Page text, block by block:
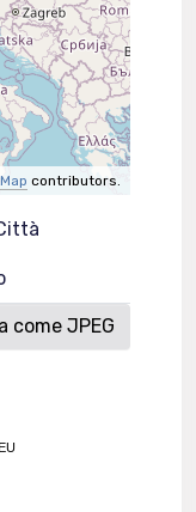
contributors.
come JPEG
EU